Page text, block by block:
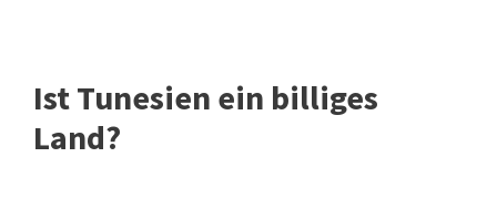
Ist Tunesien ein billiges
Land?